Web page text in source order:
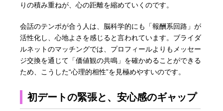
りの積み重ねが、心の距離を縮めていくのです。
会話のテンポが合う人は、脳科学的にも「報酬系回路」が
活性化し、心地よさを感じると言われています。ブライダ
ルネットのマッチングでは、プロフィールよりもメッセー
ジ交換を通じて「価値観の共鳴」を確かめることができる
ため、こうした“心理的相性”を見極めやすいのです。
初デートの緊張と、安心感のギャップ